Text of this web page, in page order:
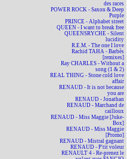
des races
POWER ROCK - Saxon & Deep
Purple
PRINCE - Alphabet street
QUEEN - I want to break free
QUEENSRYCHE - Silent
lucidity
R.E.M. - The one I love
Rachid TAHA - Barbès
[remixes]
Ray CHARLES - Without a
song (1 & 2)
REAL THING - Stone cold love
affair
RENAUD - It is not because
you are
RENAUD - Jonathan
RENAUD - Marchand de
cailloux
RENAUD - Miss Maggie [Juke-
Box]
RENAUD - Miss Maggie
[Promo]
RENAUD - Mistral gagnant
RENAUD - P'tit voleur
RENAULT 4 - Re-prenez le